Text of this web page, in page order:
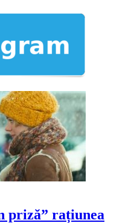
priză” rațiunea